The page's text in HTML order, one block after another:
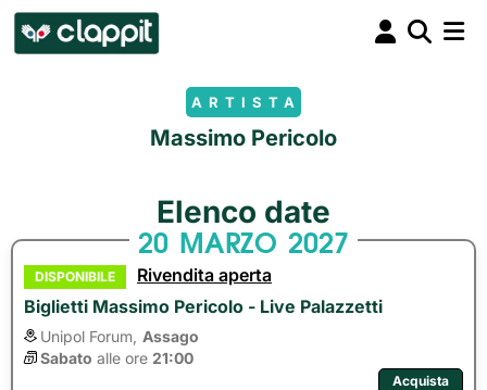
ARTISTA
Massimo Pericolo
Elenco date
20 MARZO 2027
DISPONIBILE
Rivendita aperta
Biglietti Massimo Pericolo - Live Palazzetti
Unipol Forum, Assago
Sabato alle ore 21:00
Acquista